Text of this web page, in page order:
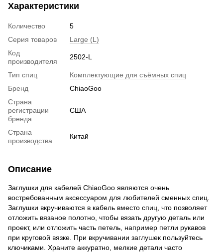
Характеристики
Количество
5
Серия товаров
Large (L)
Код
производителя
2502-L
Тип спиц
Комплектующие для съёмных спиц
Бренд
ChiaoGoo
Страна
регистрации
бренда
США
Страна
производства
Китай
Описание
Заглушки для кабелей ChiaoGoo являются очень
востребованным аксессуаром для любителей сменных спиц.
Заглушки вкручиваются в кабель вместо спиц, что позволяет
отложить вязаное полотно, чтобы вязать другую деталь или
проект, или отложить часть петель, например петли рукавов
при круговой вязке. При вкручивании заглушек пользуйтесь
ключиками. Храните аккуратно, мелкие детали часто